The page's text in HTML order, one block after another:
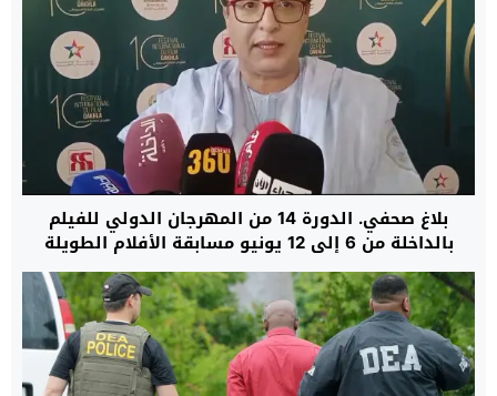
بلاغ صحفي. الدورة 14 من المهرجان الدولي للفيلم
بالداخلة من 6 إلى 12 يونيو مسابقة الأفلام الطويلة
والوثائقية ولقاءات للمهنيين